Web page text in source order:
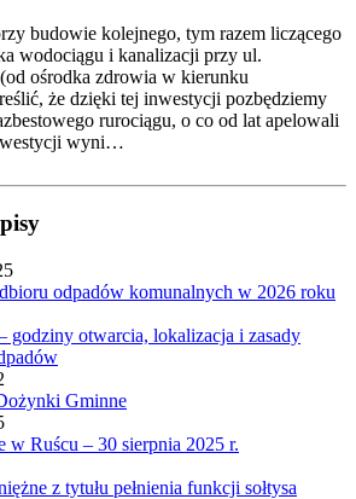
budowie kolejnego, tym razem liczącego
wodociągu i kanalizacji przy ul.
ośrodka zdrowia w kierunku
że dzięki tej inwestycji pozbędziemy
rurociągu, o co od lat apelowali
wyni…
odpadów komunalnych w 2026 roku
godziny otwarcia, lokalizacja i zasady
Gminne
w Ruścu – 30 sierpnia 2025 r.
z tytułu pełnienia funkcji sołtysa